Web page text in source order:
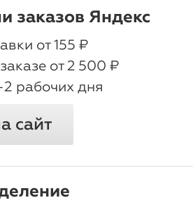
заказов Яндекс
oт 155 ₽
от 2 500 ₽
2 рабочих дня
сайт